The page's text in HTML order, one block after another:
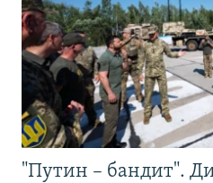
"Путин – бандит".